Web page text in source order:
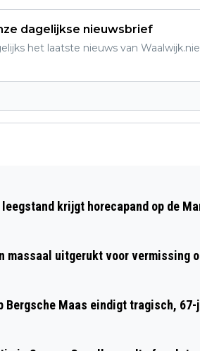
dagelijkse nieuwsbrief
het laatste nieuws van
ZWAAR
BRABANTWEG
leegstand krijgt horecapand op de
massaal uitgerukt voor vermissing
Bergsche Maas eindigt tragisch,